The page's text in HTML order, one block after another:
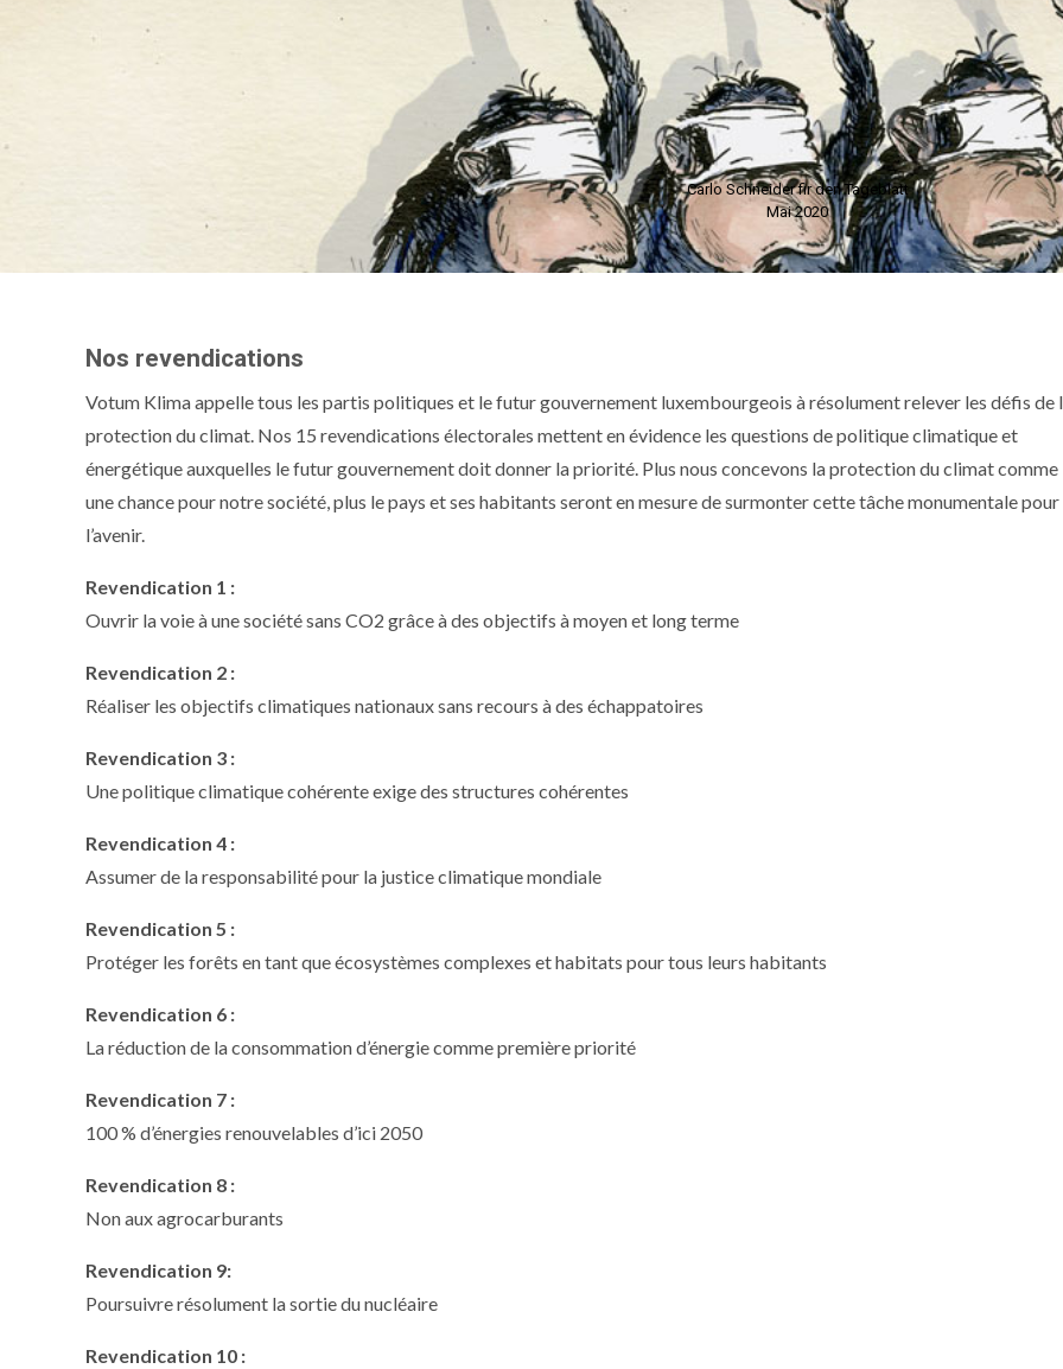
Carlo Schneider fir den Tageblatt
Mai 2020
Nos revendications
Votum Klima appelle tous les partis politiques et le futur gouvernement luxembourgeois à résolument relever les défis de
protection du climat. Nos 15 revendications électorales mettent en évidence les questions de politique climatique et
énergétique auxquelles le futur gouvernement doit donner la priorité. Plus nous concevons la protection du climat comme
une chance pour notre société, plus le pays et ses habitants seront en mesure de surmonter cette tâche monumentale pour
l’avenir.
Revendication 1 :
Ouvrir la voie à une société sans CO2 grâce à des objectifs à moyen et long terme
Revendication 2 :
Réaliser les objectifs climatiques nationaux sans recours à des échappatoires
Revendication 3 :
Une politique climatique cohérente exige des structures cohérentes
Revendication 4 :
Assumer de la responsabilité pour la justice climatique mondiale
Revendication 5 :
Protéger les forêts en tant que écosystèmes complexes et habitats pour tous leurs habitants
Revendication 6 :
La réduction de la consommation d’énergie comme première priorité
Revendication 7 :
100 % d’énergies renouvelables d’ici 2050
Revendication 8 :
Non aux agrocarburants
Revendication 9:
Poursuivre résolument la sortie du nucléaire
Revendication 10 :